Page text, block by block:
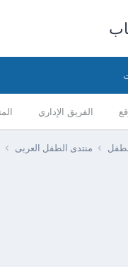
الفريق الإداري
منتدى الطفل العربى